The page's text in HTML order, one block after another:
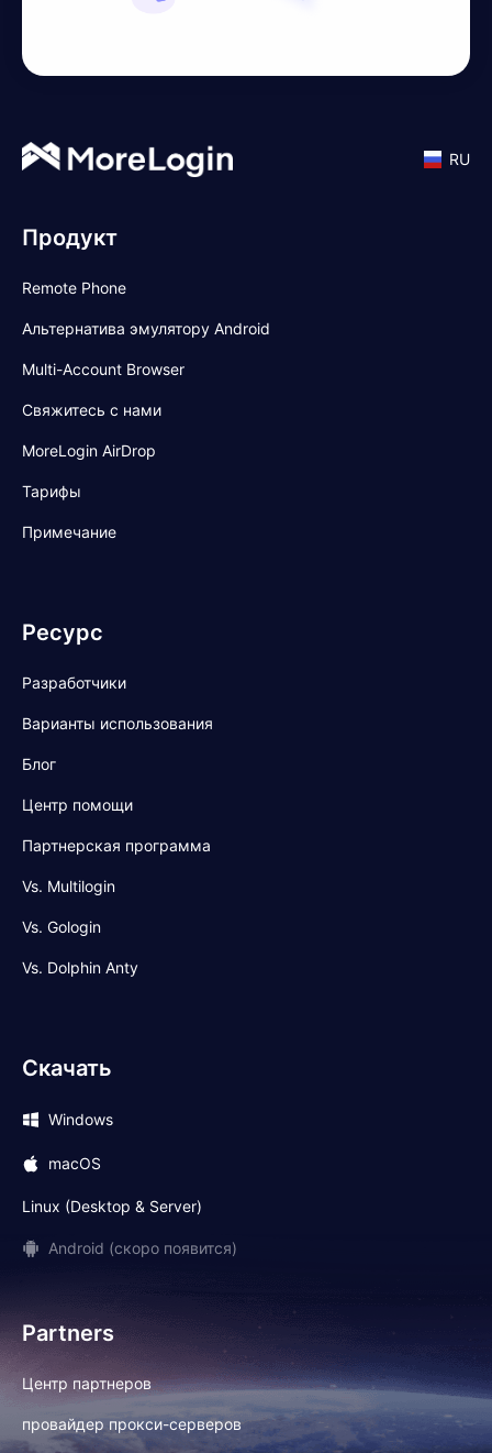
RU
Продукт
Remote Phone
Альтернатива эмулятору Android
Multi-Account Browser
Свяжитесь с нами
MoreLogin AirDrop
Тарифы
Примечание
Ресурс
Разработчики
Варианты использования
Блог
Центр помощи
Партнерская программа
Vs. Multilogin
Vs. Gologin
Vs. Dolphin Anty
Скачать
Windows
macOS
Linux (Desktop & Server)
Android (скоро появится)
Partners
Центр партнеров
провайдер прокси-серверов